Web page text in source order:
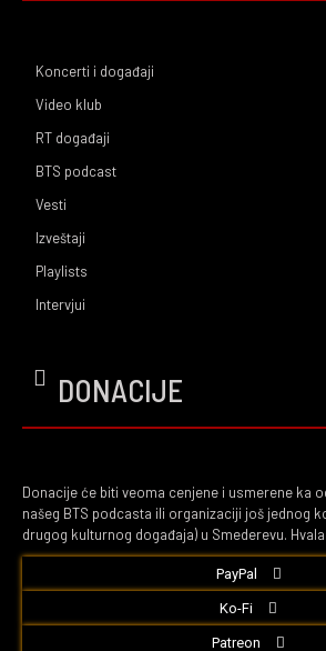
Koncerti i događaji
Video klub
RT događaji
BTS podcast
Vesti
Izveštaji
Playlists
Intervjui
DONACIJE
Donacije će biti veoma cenjene i usmerene ka
našeg BTS podcasta ili organizaciji još jednog
drugog kulturnog događaja) u Smederevu.
PayPal
Ko-Fi
Patreon